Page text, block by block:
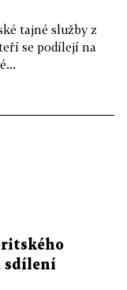
tajné služby z
se podílejí na
sdílení